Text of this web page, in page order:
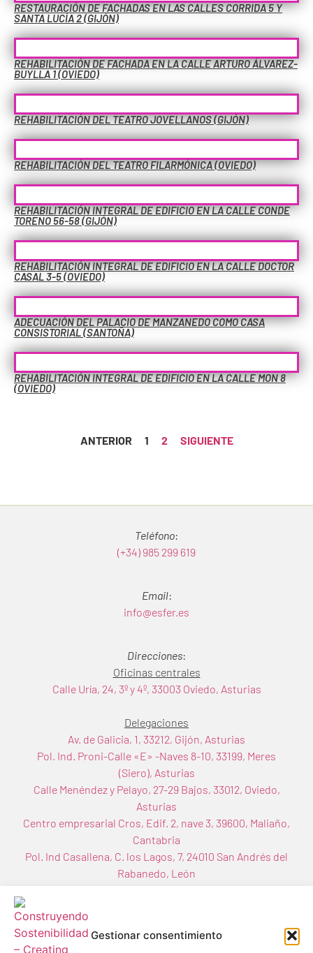
Gestionar consentimiento
RESTAURACIÓN DE FACHADAS EN LAS CALLES CORRIDA 5 Y
SANTA LUCÍA 2 (GIJÓN)
REHABILITACIÓN DE FACHADA EN LA CALLE ARTURO ÁLVAREZ-
BUYLLA 1 (OVIEDO)
REHABILITACIÓN DEL TEATRO JOVELLANOS (GIJÓN)
REHABILITACIÓN DEL TEATRO FILARMÓNICA (OVIEDO)
REHABILITACIÓN INTEGRAL DE EDIFICIO EN LA CALLE CONDE
TORENO 56-58 (GIJÓN)
REHABILITACIÓN INTEGRAL DE EDIFICIO EN LA CALLE DOCTOR
CASAL 3-5 (OVIEDO)
ADECUACIÓN DEL PALACIO DE MANZANEDO COMO CASA
CONSISTORIAL (SANTOÑA)
REHABILITACIÓN INTEGRAL DE EDIFICIO EN LA CALLE MON 8
(OVIEDO)
ANTERIOR 1 2 SIGUIENTE
Teléfono:
(+34) 985 299 619
Email:
info@esfer.es
Direcciones:
Oficinas centrales
Calle Uría, 24, 3º y 4º, 33003 Oviedo, Asturias
Delegaciones
Av. de Galicia, 1, 33212, Gijón, Asturias
Pol. Ind. Proni-Calle «E» -Naves 8-10, 33199, Meres
(Siero), Asturias
Calle Menéndez y Pelayo, 27-29 Bajos, 33012, Oviedo,
Asturias
Centro empresarial Cros, Edif. 2, nave 3, 39600, Maliaño,
Cantabria
Pol. Ind Casallena, C. los Lagos, 7, 24010 San Andrés del
Rabanedo, León